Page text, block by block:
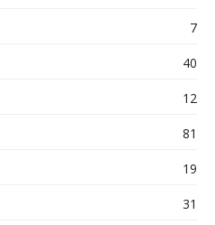
7
40
12
81
19
31